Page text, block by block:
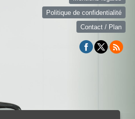
Politique de confidentialité
Contact / Plan